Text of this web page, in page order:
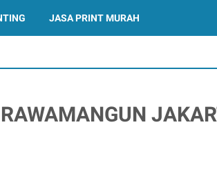
JASA PRINT MURAH